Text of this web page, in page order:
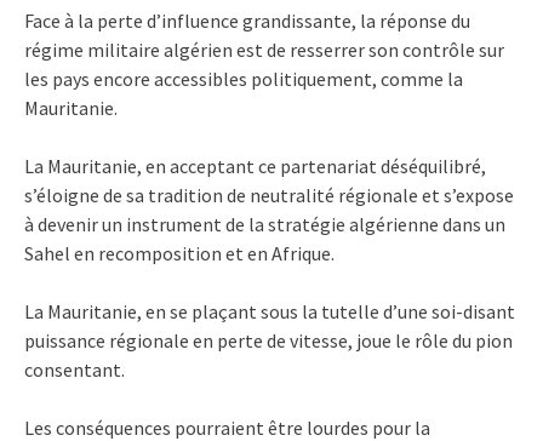
Face à la perte d’influence grandissante, la réponse du
régime militaire algérien est de resserrer son contrôle sur
les pays encore accessibles politiquement, comme la
Mauritanie.
La Mauritanie, en acceptant ce partenariat déséquilibré,
s’éloigne de sa tradition de neutralité régionale et s’expose
à devenir un instrument de la stratégie algérienne dans un
Sahel en recomposition et en Afrique.
La Mauritanie, en se plaçant sous la tutelle d’une soi-disant
puissance régionale en perte de vitesse, joue le rôle du pion
consentant.
Les conséquences pourraient être lourdes pour la